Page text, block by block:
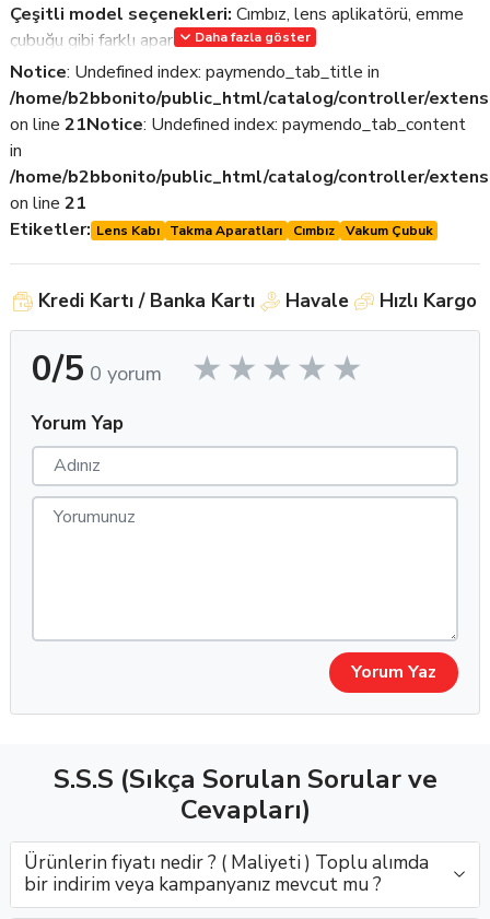
Çeşitli model seçenekleri: Cımbız, lens aplikatörü, emme
çubuğu gibi farklı aparat türleri.
Ergonomik tasarım:Her el tipine uygun rahat kullanım sunar.
Toptan alım avantajı: Gözlükçülere özel ekonomik fiyatlarla
yüksek adetli alım imkânı.
Renk ve malzeme çeşitliliği:Silikon, plastik ve medikal
malzeme seçenekleriyle stok çeşitliliği.
Renkli ve şeffaf kontakt lenslerin takılıp çıkarılması
Deneme lens uygulamaları
Neden Bonitolente Medikal?
Bonitolente Medikal olarak optik sektörüne sunduğumuz
Daha fazla göster
Notice: Undefined index: paymendo_tab_title in
/home/b2bbonito/public_html/catalog/controller/
on line 21Notice: Undefined index: paymendo_tab_content
in
/home/b2bbonito/public_html/catalog/controller/
on line 21
Etiketler: Lens Kabı Takma Aparatları Cımbız Vakum Çubuk
Kredi Kartı / Banka Kartı Havale Hızlı Kargo
0/5 0 yorum
Yorum Yap
Yorum Yaz
S.S.S (Sıkça Sorulan Sorular ve
Cevapları)
Ürünlerin fiyatı nedir ? ( Maliyeti ) Toplu alımda
bir indirim veya kampanyanız mevcut mu ?